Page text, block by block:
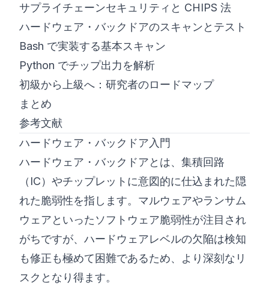
サプライチェーンセキュリティと CHIPS 法
ハードウェア・バックドアのスキャンとテスト
Bash で実装する基本スキャン
Python でチップ出力を解析
初級から上級へ：研究者のロードマップ
まとめ
参考文献
ハードウェア・バックドア入門
ハードウェア・バックドアとは、集積回路
（IC）やチップレットに意図的に仕込まれた隠
れた脆弱性を指します。マルウェアやランサム
ウェアといったソフトウェア脆弱性が注目され
がちですが、ハードウェアレベルの欠陥は検知
も修正も極めて困難であるため、より深刻なリ
スクとなり得ます。